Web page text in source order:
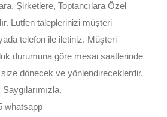
Şirketlere, Toptancılara Özel
Lütfen taleplerinizi müşteri
telefon ile iletiniz. Müşteri
durumuna göre mesai saatlerinde
dönecek ve yönlendireceklerdir.
whatsapp